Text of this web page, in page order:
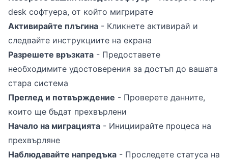
desk софтуера, от който мигрирате
Активирайте плъгина - Кликнете активирай и
следвайте инструкциите на екрана
Разрешете връзката - Предоставете
необходимите удостоверения за достъп до вашата
стара система
Преглед и потвърждение - Проверете данните,
които ще бъдат прехвърлени
Начало на миграцията - Инициирайте процеса на
прехвърляне
Наблюдавайте напредъка - Проследете статуса на